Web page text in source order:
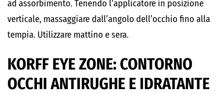
ad assorbimento. Tenendo l’applicatore in posizione
verticale, massaggiare dall’angolo dell’occhio fino alla
tempia. Utilizzare mattino e sera.
KORFF EYE ZONE: CONTORNO
OCCHI ANTIRUGHE E IDRATANTE